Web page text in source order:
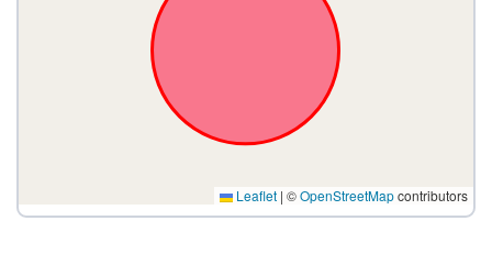
Leaflet | ©OpenStreetMapcontributors